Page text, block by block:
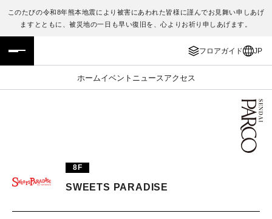
このたびの令和8年熊本地震により被害にあわれた皆様に謹んでお見舞い申しあげ
ますとともに、被災地の一日も早い復旧を、心よりお祈り申しあげます。
フロアガイド JP
ホームイベント ニュース アクセス
フロアガイド
施設案内・アクセス
TAX FREE
ENGLISH
繁体字
日本語
8F
SWEETS PARADISE